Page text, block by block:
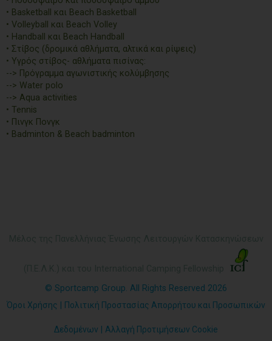
• Basketball και Beach Basketball
• Volleyball και Beach Volley
• Handball και Beach Handball
• Στίβος (δρομικά αθλήματα, αλτικά και ρίψεις)
• Υγρός στίβος- αθλήματα πισίνας:
--> Πρόγραμμα αγωνιστικής κολύμβησης
--> Water polo
--> Aqua activities
• Tennis
• Πινγκ Πονγκ
• Badminton & Beach badminton
© Sportcamp Group. All Rights Reserved 2026
Όροι Χρήσης Πολιτική Προστασίας Απορρήτου και Προσωπικών
Δεδομένων Αλλαγή Προτιμήσεων Cookie